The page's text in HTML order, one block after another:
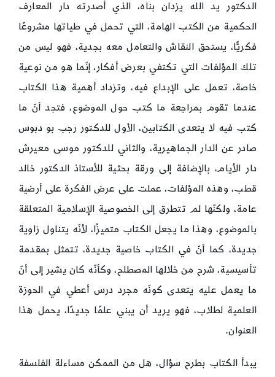
في
كتاب
يزدان
بناه
الدكتور يد الله يزدان بناه، الذي أصدرته دار المعارف
الحكمية من الكتب الهامة، التي تحمل في طياتها مشروعًا
فكريًّا، يستحق النقاش والتعامل معه بجدية، فهو ليس من
تلك المؤلفات التي تكتفي بعرض أفكار، إنّما هو من نوعية
خاصة، تعمل على الإبداع فيه، وتزداد أهمية هذا الكتاب
عندما تقوم بمراجعة ما كتب حول الموضوع، فتجد أنّ ما
كتب فيه لا يتعدى الكتابين، الأول للدكتور رجب بو دبوس
صادر عن الدار الجماهيرية، والثاني للدكتور موسى معيرش
دار الأيام، بالإضافة إلى ورقة بحثية للأستاذ الدكتور خالد
قطب، وهذه المؤلفات، عملت على عرض الفكرة على أرضية
عامة، ولكنّها لم تتطرق إلى الخصوصية الإسلامية المتعلقة
بالموضوع، وهذا ما يجعل الكتاب متميزًا، لأنّه يتناول زاوية
جديدة، كما أنّ في الكتاب خاصية جديدة، تتمثل بمقدمة
تأسيسية، شرح من خلالها المصطلح، وكأنّه كان يشير إلى أنّ
ما يعمل عليه يتعدى كونّه مجرد درس أعطي في الحوزة
العلمية لطلاب، فهو يريد أن يبني علمًا جديدًا، يحمل هذا
العنوان.
يبدأ الكتاب بطرح سؤال، هل من الممكن مساءلة الفلسفة